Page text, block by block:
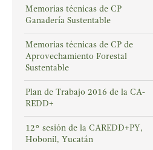
Memorias técnicas de CP
Ganadería Sustentable
Memorias técnicas de CP de
Aprovechamiento Forestal
Sustentable
Plan de Trabajo 2016 de la CA-
REDD+
12° sesión de la CAREDD+PY,
Hobonil, Yucatán